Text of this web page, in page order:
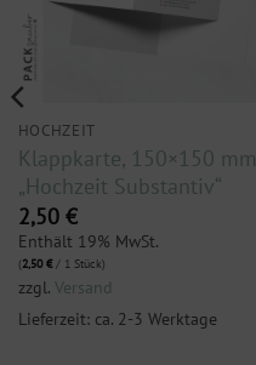
HOCHZEIT
Klappkarte, 150×150 mm
„Hochzeit Substantiv“
2,50 €
Enthält 19% MwSt.
(2,50€/ 1 Stück)
zzgl. Versand
Lieferzeit: ca. 2-3 Werktage